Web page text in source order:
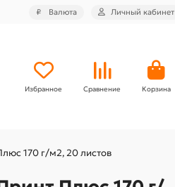
₽ Валюта Личный кабинет
Избранное Сравнение Корзина
170 г/м2, 20 листов